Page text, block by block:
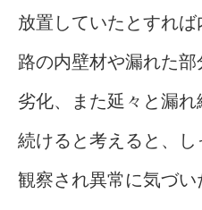
放置していたとすれ
路の内壁材や漏れた
劣化、また延々と漏れ
続けると考えると、
観察され異常に気づ